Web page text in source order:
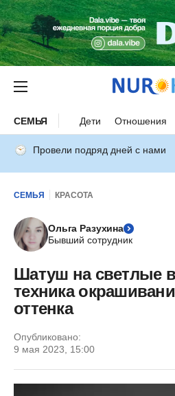
СЕМЬЯ Дети Отношения
Провели подряд дней с нами
СЕМЬЯ КРАСОТА
Ольга Разухина
Бывший сотрудник
Шатуш на светлые
техника
оттенка
Опубликовано:
9 мая 2023, 15:00